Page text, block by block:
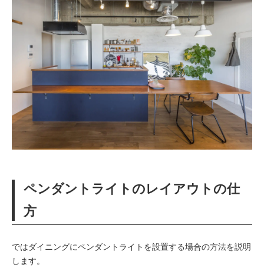
ペンダントライトのレイアウトの仕
方
ではダイニングにペンダントライトを設置する場合の方法を説明
します。